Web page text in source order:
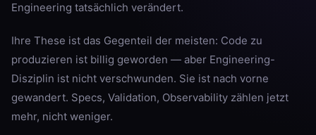
Engineering tatsächlich verändert.
Ihre These ist das Gegenteil der meisten: Code zu
produzieren ist billig geworden — aber Engineering-
Disziplin ist nicht verschwunden. Sie ist nach vorne
gewandert. Specs, Validation, Observability zählen jetzt
mehr, nicht weniger.